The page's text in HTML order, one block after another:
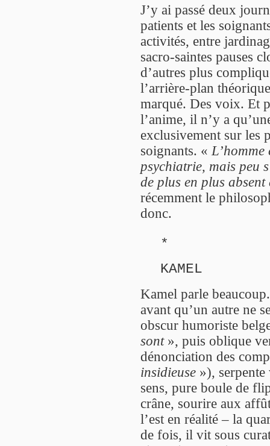
J’y ai passé deux
patients et les
activités, entre
sacro-saintes pauses
d’autres plus
l’arrière-plan
marqué. Des voix. Et
l’anime, il n’y a
exclusivement sur les
soignants. «
psychiatrie, mais peu
de plus en plus absent
récemment le
donc.
*
KAMEL
Kamel parle
avant qu’un autre ne
obscur humoriste
sont», puis oblique
dénonciation des
insidieuse »),
sens, pure boule de
crâne, sourire aux
l’est en réalité – la
de fois, il vit sous